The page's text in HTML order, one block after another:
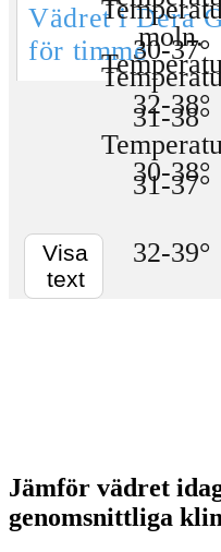
Vädret i Dera
för timme
Visa
text
Jämför vädret
genomsnittliga